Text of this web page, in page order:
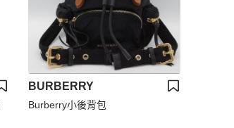
BURBERRY
Burberry小後背包